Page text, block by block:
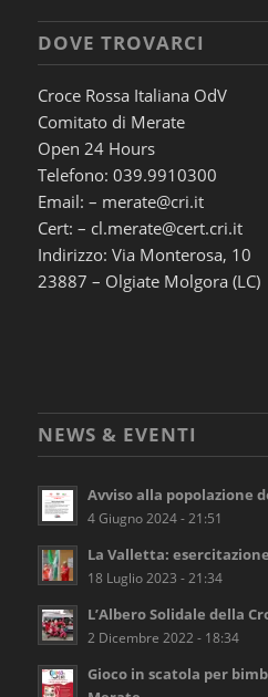
DOVE TROVARCI
Croce Rossa Italiana OdV
Comitato di Merate
Open 24 Hours
Telefono: 039.9910300
Email: – merate@cri.it
Cert: – cl.merate@cert.cri.it
Indirizzo: Via Monterosa, 10
23887 – Olgiate Molgora (LC)
NEWS & EVENTI
Avviso alla popolazione
4 Giugno 2024 - 21:51
La Valletta:
18 Luglio 2023 - 21:34
L’Albero Solidale della
2 Dicembre 2022 - 18:34
Gioco in scatola per